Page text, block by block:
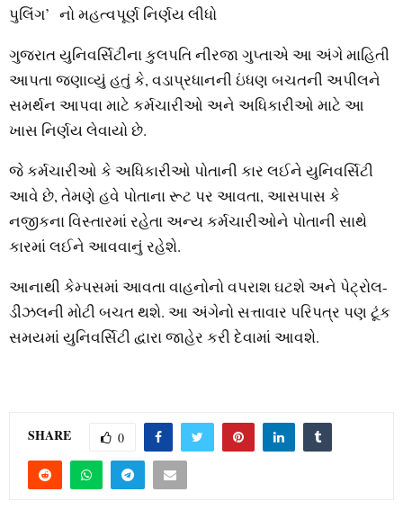
પુલિંગ’ નો મહત્વપૂર્ણ નિર્ણય લીધો
ગુજરાત યુનિવર્સિટીના કુલપતિ નીરજા ગુપ્તાએ આ અંગે માહિતી
આપતા જણાવ્યું હતું કે, વડાપ્રધાનની ઇંધણ બચતની અપીલને
સમર્થન આપવા માટે કર્મચારીઓ અને અધિકારીઓ માટે આ
ખાસ નિર્ણય લેવાયો છે.
જે કર્મચારીઓ કે અધિકારીઓ પોતાની કાર લઈને યુનિવર્સિટી
આવે છે, તેમણે હવે પોતાના રૂટ પર આવતા, આસપાસ કે
નજીકના વિસ્તારમાં રહેતા અન્ય કર્મચારીઓને પોતાની સાથે
કારમાં લઈને આવવાનું રહેશે.
આનાથી કેમ્પસમાં આવતા વાહનોનો વપરાશ ઘટશે અને પેટ્રોલ-
ડીઝલની મોટી બચત થશે. આ અંગેનો સત્તાવાર પરિપત્ર પણ ટૂંક
સમયમાં યુનિવર્સિટી દ્વારા જાહેર કરી દેવામાં આવશે.
SHARE 0